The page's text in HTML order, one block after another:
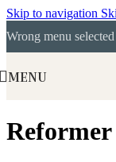
Skip to navigation
Wrong menu selected
MENU
Reformer